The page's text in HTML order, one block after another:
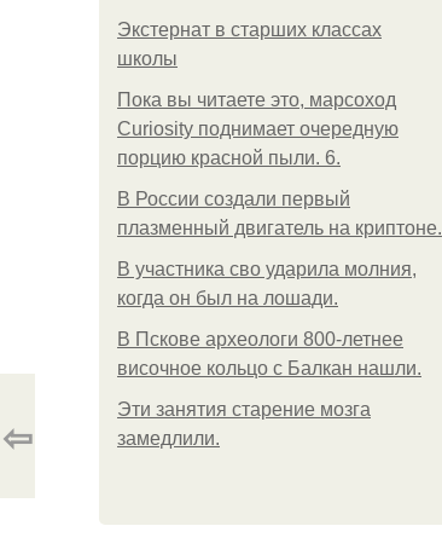
Экстернат в старших классах
школы
Пока вы читаете это, марсоход
Curiosity поднимает очередную
порцию красной пыли. 6.
В России создали первый
плазменный двигатель на криптоне.
В участника сво ударила молния,
когда он был на лошади.
В Пскове археологи 800-летнее
височное кольцо с Балкан нашли.
Эти занятия старение мозга
замедлили.
⇦